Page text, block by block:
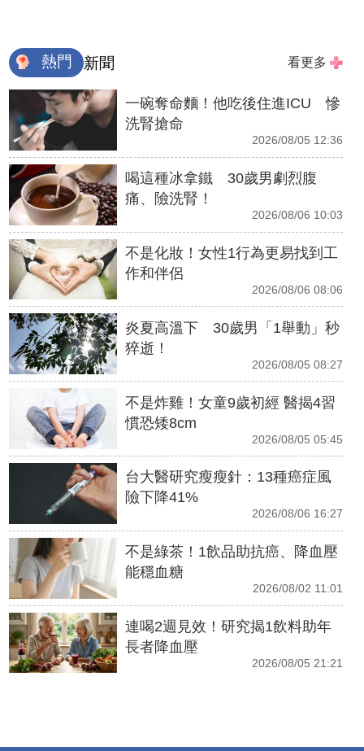
熱門 新聞 看更多
一碗奪命麵！他吃後住進ICU 慘
洗腎搶命
2026/08/05 12:36
喝這種冰拿鐵 30歲男劇烈腹
痛、險洗腎！
2026/08/06 10:03
不是化妝！女性1行為更易找到工
作和伴侶
2026/08/06 08:06
炎夏高溫下 30歲男「1舉動」秒
猝逝！
2026/08/05 08:27
不是炸雞！女童9歲初經 醫揭4習
慣恐矮8cm
2026/08/05 05:45
台大醫研究瘦瘦針：13種癌症風
險下降41%
2026/08/06 16:27
不是綠茶！1飲品助抗癌、降血壓
能穩血糖
2026/08/02 11:01
連喝2週見效！研究揭1飲料助年
長者降血壓
2026/08/05 21:21